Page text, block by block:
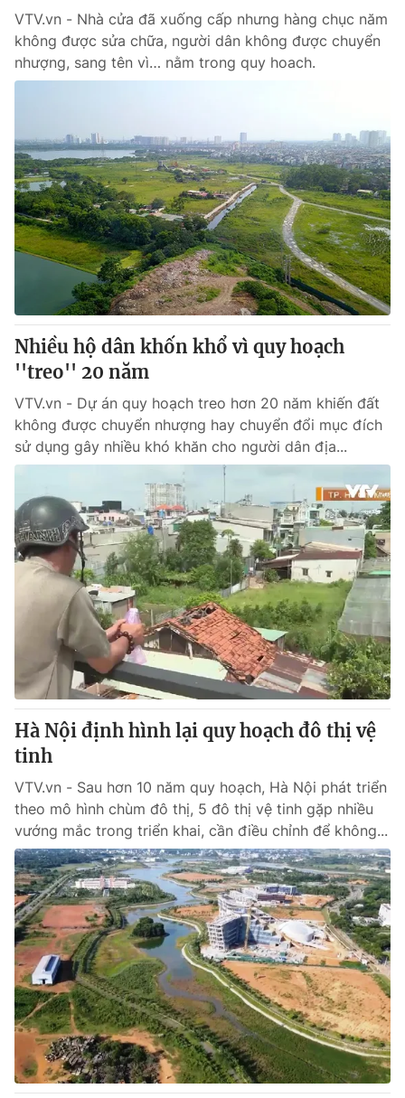
Tổng đài VTV: 024.38 355 931 - 024.38 355 932
Ðiện thoại Thời báo VTV: 024.66 897 897
Email:toasoan@vtv.vn
Liên hệ quảng cáo:024-7300.7108
® Cấm sao chép dưới mọi hình thức nếu không có sự chấp
thuận bằng văn bản. Ghi rõ nguồn VTV.vn khi phát hành lại
thông tin từ website này.
VTV.vn - Nhà cửa đã xuống cấp nhưng hàng chục năm
không được sửa chữa, người dân không được chuyển
nhượng, sang tên vì… nằm trong quy hoach.
Nhiều hộ dân khốn khổ vì quy hoạch
''treo'' 20 năm
VTV.vn - Dự án quy hoạch treo hơn 20 năm khiến đất
không được chuyển nhượng hay chuyển đổi mục đích
sử dụng gây nhiều khó khăn cho người dân địa...
Hà Nội định hình lại quy hoạch đô thị vệ
tinh
VTV.vn - Sau hơn 10 năm quy hoạch, Hà Nội phát triển
theo mô hình chùm đô thị, 5 đô thị vệ tinh gặp nhiều
vướng mắc trong triển khai, cần điều chỉnh để không...